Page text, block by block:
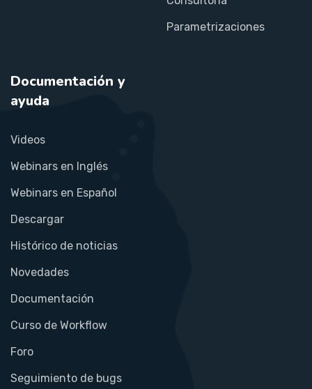
Parametrizaciones
Documentación y
ayuda
Videos
Webinars en Inglés
Webinars en Español
Descargar
Histórico de noticias
Novedades
Documentación
Curso de Workflow
Foro
Seguimiento de bugs